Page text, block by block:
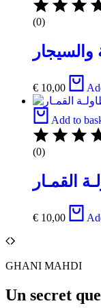
(0)
والسيجار
€ 10,00
Add to
(0)
القمـار
€ 10,00
GHANI MAHDI
Un secret